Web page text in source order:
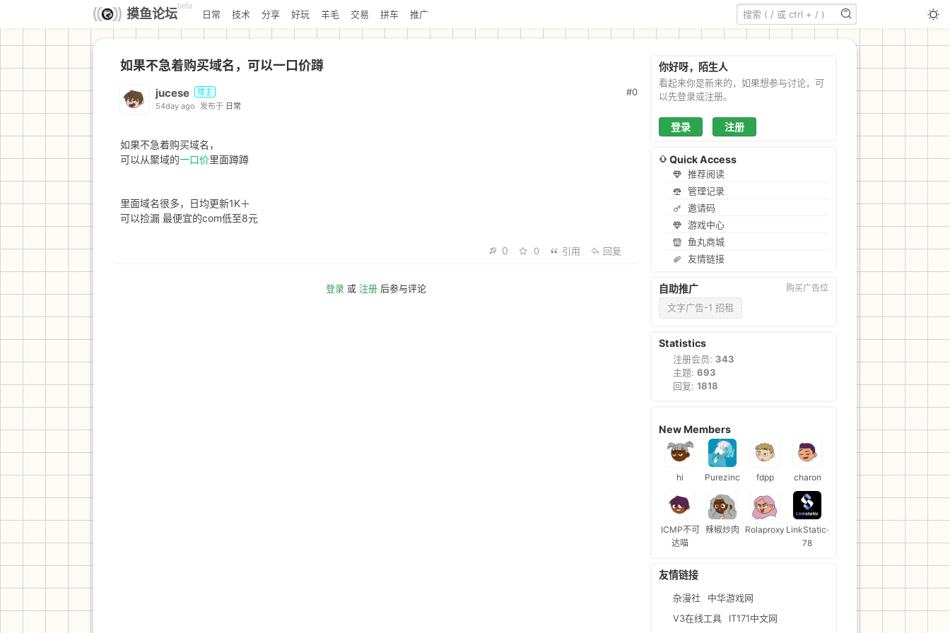
摸鱼论坛
beta
日常 技术 分享 好玩 羊毛 交易 拼车 推广
如果不急着购买域名，可以一口价蹲
jucese
楼主
54day ago
发布于 日常
#0
如果不急着购买域名，
可以从聚域的一口价里面蹲蹲
里面域名很多，日均更新1K＋
可以捡漏 最便宜的com低至8元
0 0 引用 回复
登录 或 注册 后参与评论
你好呀，陌生人
看起来你是新来的，如果想参与讨论，可
以先登录或注册。
登录 注册
Quick Access
推荐阅读
管理记录
邀请码
游戏中心
鱼丸商城
友情链接
自助推广 购买广告位
文字广告-1 招租
Statistics
注册会员: 343
主题: 693
回复: 1818
New Members
hi Purezinc fdpp charon
ICMP不可
达喵
辣椒炒肉 Rolaproxy LinkStatic-
78
友情链接
杂漫社
中华游戏网
V3在线工具
IT171中文网